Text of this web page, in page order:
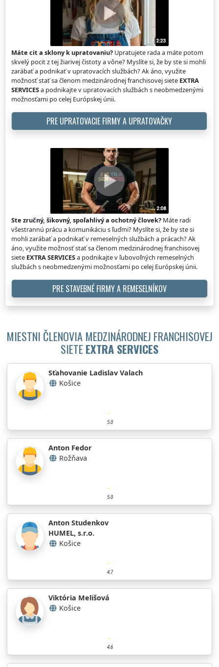
Máte cit a sklony k upratovaniu? Upratujete rada a máte potom
skvelý pocit z tej žiarivej čistoty a vône? Myslíte si, že by ste si mohli
zarábať a podnikať v upratovacích službách? Ak áno, využite
možnosť stať sa členom medzinárodnej franchisovej siete EXTRA
SERVICESa podnikajte v upratovacích službách s neobmedzenými
možnosťami po celej Európskej únii.
PRE UPRATOVACIE FIRMY A UPRATOVAČKY
Ste zručný, šikovný, spoľahlivý a ochotný človek? Máte radi
všestrannú prácu a komunikáciu s ľuďmi? Myslíte si, že by ste si
mohli zarábať a podnikať v remeselných službách a prácach? Ak
áno, využite možnosť stať sa členom medzinárodnej franchisovej
siete EXTRA SERVICESa podnikajte v ľubovoľných remeselných
službách s neobmedzenými možnosťami po celej Európskej únii.
PRE STAVEBNÉ FIRMY A REMESELNÍKOV
MIESTNI ČLENOVIA MEDZINÁRODNEJ FRANCHISOVEJ
SIETE EXTRA SERVICES
Sťahovanie Ladislav Valach
Košice
5.0
Anton Fedor
Rožňava
5.0
Anton Studenkov
HUMEL, s.r.o.
Košice
4.7
Viktória Melišová
Košice
4.6